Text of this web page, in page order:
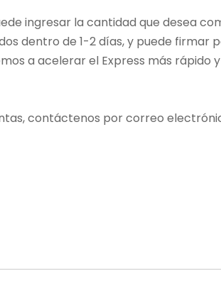
ingresar la cantidad que desea
dentro de 1-2 días, y puede
a acelerar el Express más
contáctenos por correo